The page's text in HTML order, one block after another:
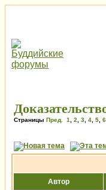
Страницы Пред. 1 2 3 4 5 6
Автор